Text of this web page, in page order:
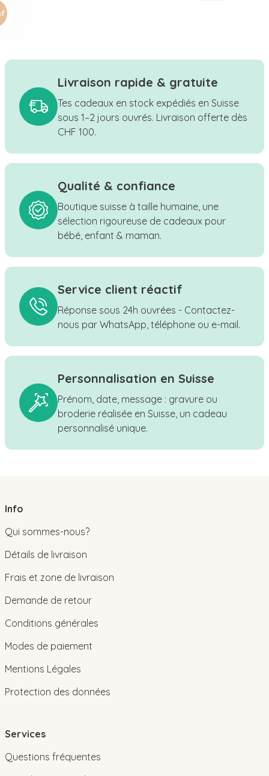
Livraison rapide & gratuite
Tes cadeaux en stock expédiés en Suisse
sous 1–2 jours ouvrés. Livraison offerte dès
CHF 100.
Qualité & confiance
Boutique suisse à taille humaine, une
sélection rigoureuse de cadeaux pour
bébé, enfant & maman.
Service client réactif
Réponse sous 24h ouvrées - Contactez-
nous par WhatsApp, téléphone ou e-mail.
Personnalisation en Suisse
Prénom, date, message : gravure ou
broderie réalisée en Suisse, un cadeau
personnalisé unique.
Info
Qui sommes-nous?
Détails de livraison
Frais et zone de livraison
Demande de retour
Conditions générales
Modes de paiement
Mentions Légales
Protection des données
Services
Questions fréquentes